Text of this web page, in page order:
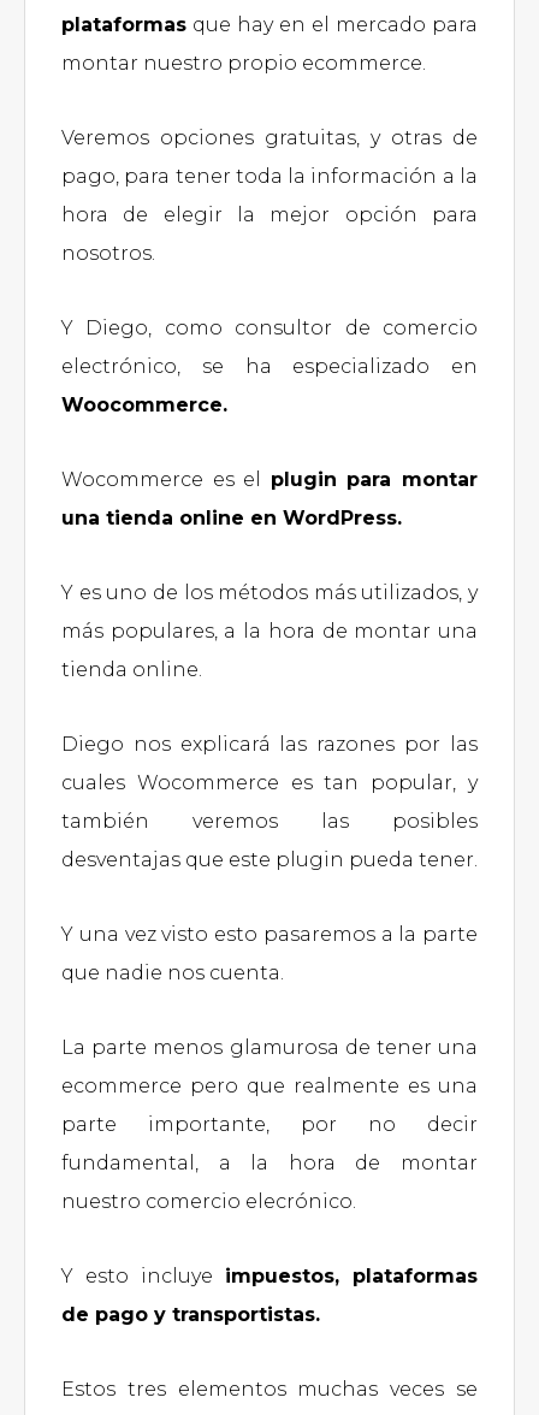
plataformas que hay en el mercado para
montar nuestro propio ecommerce.
Veremos opciones gratuitas, y otras de
pago, para tener toda la información a la
hora de elegir la mejor opción para
nosotros.
Y Diego, como consultor de comercio
electrónico, se ha especializado en
Woocommerce.
Wocommerce es el plugin para montar
una tienda online en WordPress.
Y es uno de los métodos más utilizados, y
más populares, a la hora de montar una
tienda online.
Diego nos explicará las razones por las
cuales Wocommerce es tan popular, y
también veremos las posibles
desventajas que este plugin pueda tener.
Y una vez visto esto pasaremos a la parte
que nadie nos cuenta.
La parte menos glamurosa de tener una
ecommerce pero que realmente es una
parte importante, por no decir
fundamental, a la hora de montar
nuestro comercio elecrónico.
Y esto incluye impuestos, plataformas
de pago y transportistas.
Estos tres elementos muchas veces se